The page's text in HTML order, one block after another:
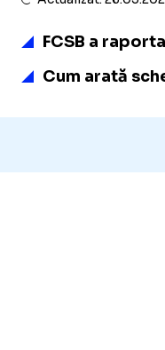
FCSB a
Cum arată